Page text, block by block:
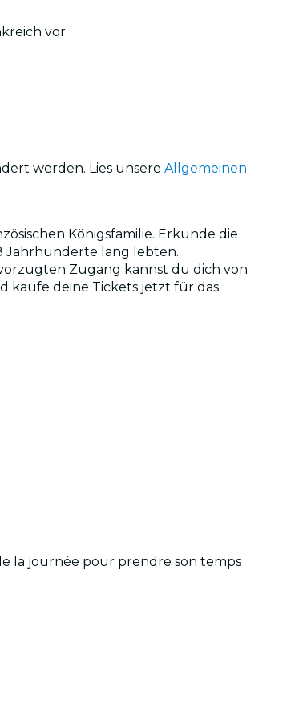
vor
werden. Lies unsere Allgemeinen
Königsfamilie. Erkunde die
Jahrhunderte lang lebten.
Zugang kannst du dich von
kaufe deine Tickets jetzt für das
la journée pour prendre son temps